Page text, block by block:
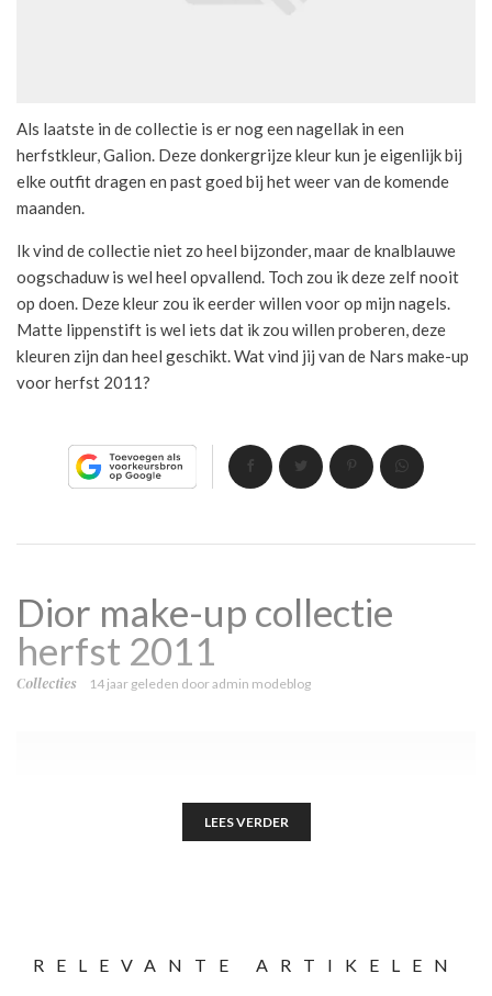
Als laatste in de collectie is er nog een nagellak in een
herfstkleur, Galion. Deze donkergrijze kleur kun je eigenlijk bij
elke outfit dragen en past goed bij het weer van de komende
maanden.
Ik vind de collectie niet zo heel bijzonder, maar de knalblauwe
oogschaduw is wel heel opvallend. Toch zou ik deze zelf nooit
op doen. Deze kleur zou ik eerder willen voor op mijn nagels.
Matte lippenstift is wel iets dat ik zou willen proberen, deze
kleuren zijn dan heel geschikt. Wat vind jij van de Nars make-up
voor herfst 2011?
Dior make-up collectie
herfst 2011
Collecties 14 jaar geleden dooradmin modeblog
LEES VERDER
RELEVANTE ARTIKELEN